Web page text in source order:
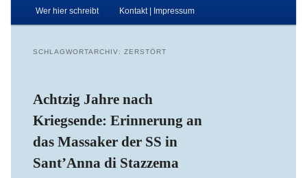
Wer hier schreibt Kontakt | Impressum
SCHLAGWORTARCHIV: ZERSTÖRT
Achtzig Jahre nach
Kriegsende: Erinnerung an
das Massaker der SS in
Sant’Anna di Stazzema